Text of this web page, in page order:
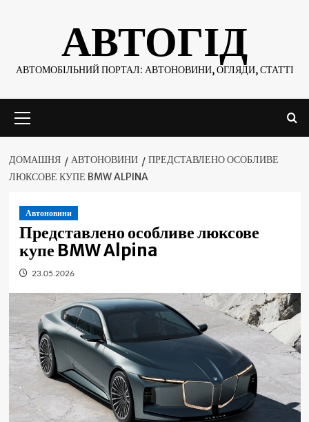
АВТОГІД
АВТОМОБІЛЬНИЙ ПОРТАЛ: АВТОНОВИНИ, ОГЛЯДИ, СТАТТІ
меню
ДОМАШНЯ АВТОНОВИНИ
ПРЕДСТАВЛЕНО ОСОБЛИВЕ
ЛЮКСОВЕ КУПЕ BMW ALPINA
Автоновини
Представлено особливе люксове
купе BMW Alpina
23.05.2026